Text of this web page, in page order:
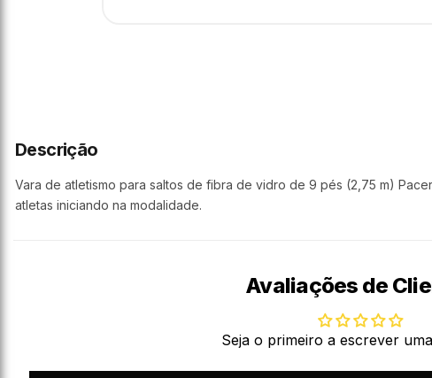
Descrição
Vara de atletismo para saltos de fibra de vidro de 9 pés (2,75 m)
atletas iniciando na modalidade.
Avaliações de
Seja o primeiro a escrever